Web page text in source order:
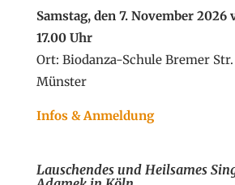
Samstag, den 7. November 2026
17.00 Uhr
Ort: Biodanza-Schule Bremer Str.
Münster
Infos & Anmeldung
Lauschendes und Heilsames